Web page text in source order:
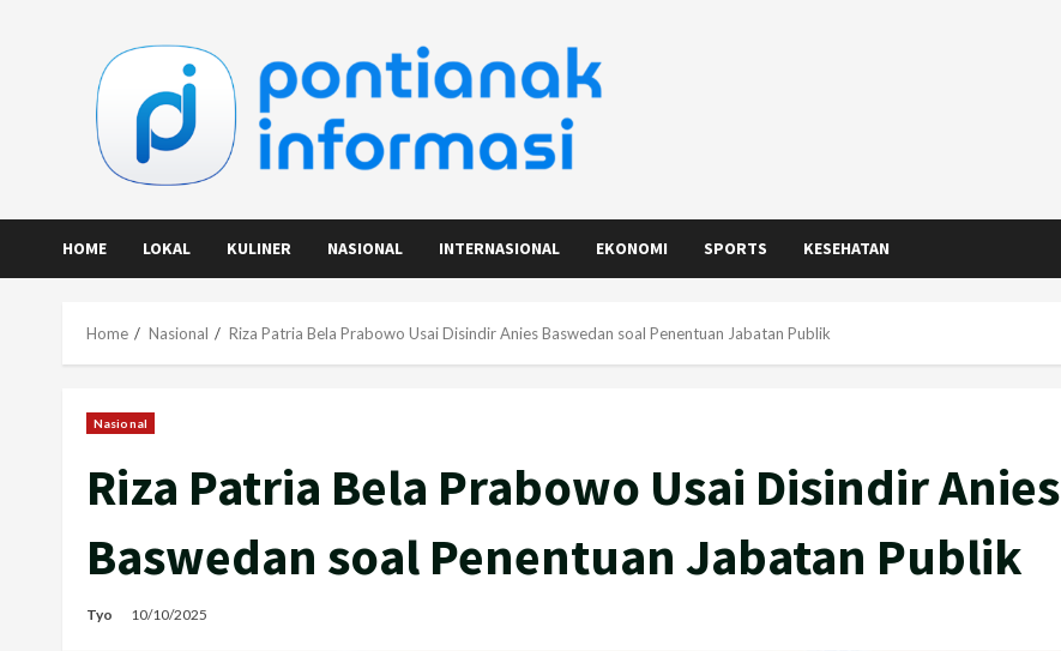
HOME LOKAL KULINER NASIONAL INTERNASIONAL EKONOMI SPORTS KESEHATAN
Home Nasional Riza Patria Bela Prabowo Usai Disindir Anies Baswedan soal Penentuan Jabatan Publik
Nasional
Riza Patria Bela Prabowo Usai Disindir Anies
Baswedan soal Penentuan Jabatan Publik
Tyo 10/10/2025